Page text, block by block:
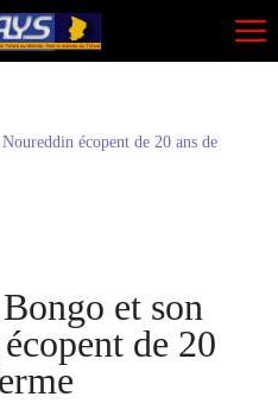
écopent de 20 ans de
et son
de 20